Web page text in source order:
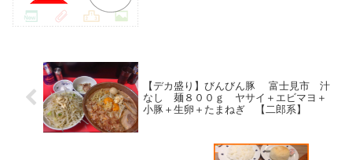
【デカ盛り】びんびん豚 富士見市 汁
なし 麺８００ｇ ヤサイ＋エビマヨ＋
小豚＋生卵＋たまねぎ 【二郎系】